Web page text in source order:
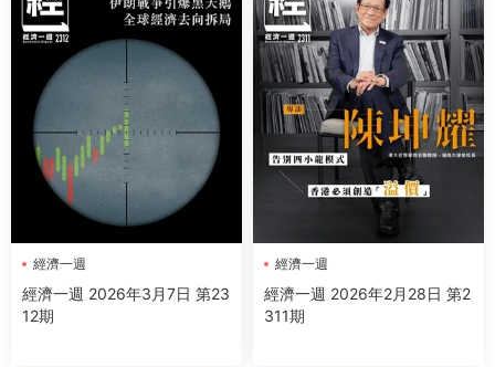
經濟一週
經濟一週 2026年3月7日 第23
12期
經濟一週
經濟一週 2026年2月28日 第2
311期